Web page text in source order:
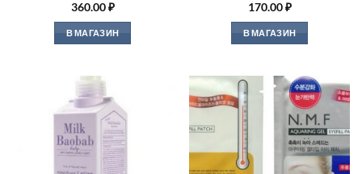
360.00₽
В МАГАЗИН
170.00₽
В МАГАЗИН